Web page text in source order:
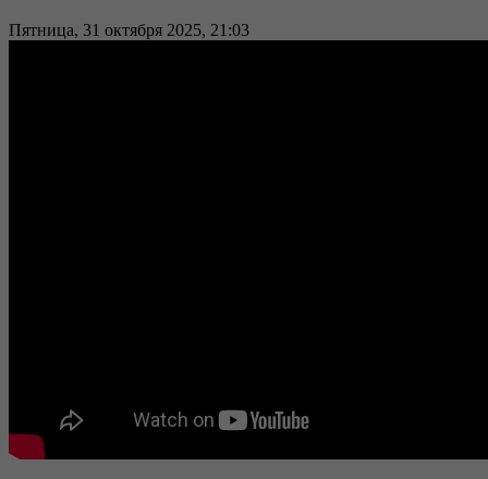
Пятница, 31 октября 2025, 21:03